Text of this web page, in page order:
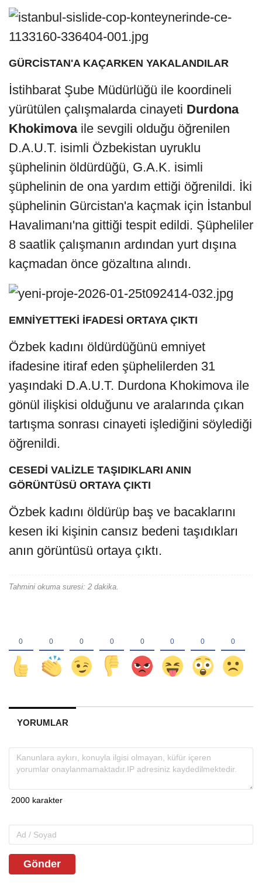
GÜRCİSTAN'A KAÇARKEN YAKALANDILAR
İstihbarat Şube Müdürlüğü ile koordineli
yürütülen çalışmalarda cinayeti Durdona
Khokimovaile sevgili olduğu öğrenilen
D.A.U.T. isimli Özbekistan uyruklu
şüphelinin öldürdüğü, G.A.K. isimli
şüphelinin de ona yardım ettiği öğrenildi. İki
şüphelinin Gürcistan'a kaçmak için İstanbul
Havalimanı'na gittiği tespit edildi. Şüpheliler
8 saatlik çalışmanın ardından yurt dışına
kaçmadan önce gözaltına alındı.
EMNİYETTEKİ İFADESİ ORTAYA ÇIKTI
Özbek kadını öldürdüğünü emniyet
ifadesine itiraf eden şüphelilerden 31
yaşındaki D.A.U.T. Durdona Khokimova ile
gönül ilişkisi olduğunu ve aralarında çıkan
tartışma sonrası cinayeti işlediğini söylediği
öğrenildi.
CESEDİ VALİZLE TAŞIDIKLARI ANIN
GÖRÜNTÜSÜ ORTAYA ÇIKTI
Özbek kadını öldürüp baş ve bacaklarını
kesen iki kişinin cansız bedeni taşıdıkları
anın görüntüsü ortaya çıktı.
Tahmini okuma suresi: 2 dakika.
YORUMLAR
Gönder